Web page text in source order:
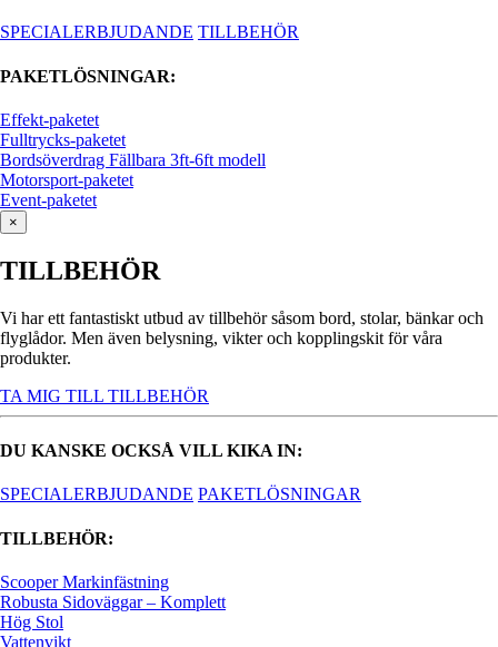
SPECIALERBJUDANDE TILLBEHÖR
PAKETLÖSNINGAR:
Effekt-paketet
Fulltrycks-paketet
Bordsöverdrag Fällbara 3ft-6ft modell
Motorsport-paketet
Event-paketet
×
TILLBEHÖR
Vi har ett fantastiskt utbud av tillbehör såsom bord, stolar, bänkar och
flyglådor. Men även belysning, vikter och kopplingskit för våra
produkter.
TA MIG TILL TILLBEHÖR
DU KANSKE OCKSÅ VILL KIKA IN:
SPECIALERBJUDANDE PAKETLÖSNINGAR
TILLBEHÖR:
Scooper Markinfästning
Robusta Sidoväggar – Komplett
Hög Stol
Vattenvikt